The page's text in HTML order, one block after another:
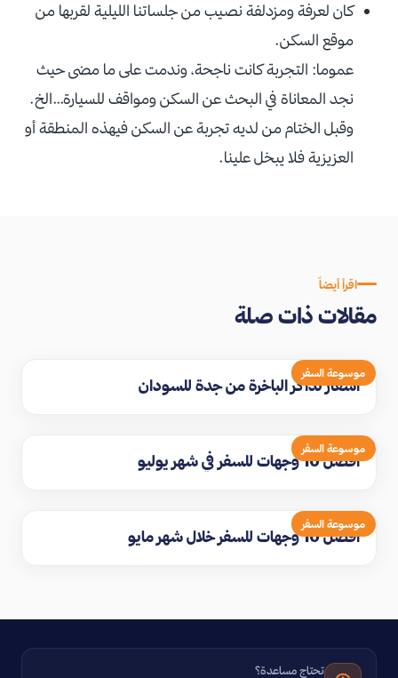
كان لعرفة ومزدلفة نصيب من جلساتنا الليلية لقربها من
موقع السكن.
عموما: التجربة كانت ناجحة، وندمت على ما مضى حيث
نجد المعاناة في البحث عن السكن ومواقف للسيارة…الخ.
وقبل الختام من لديه تجربة عن السكن فيهذه المنطقة أو
العزيزية فلا يبخل علينا.
اقرأ أيضاً
مقالات ذات صلة
موسوعة السفر
اسعار تذاكر الباخرة من جدة للسودان
موسوعة السفر
افضل 10 وجهات للسفر في شهر يوليو
موسوعة السفر
افضل 10 وجهات للسفر خلال شهر مايو
تحتاج مساعدة؟